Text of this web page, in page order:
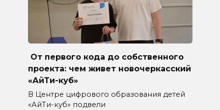
От первого кода до собственного
проекта: чем живет новочеркасский
«АйТи-куб»
В Центре цифрового образования детей
«АйТи-куб» подвели